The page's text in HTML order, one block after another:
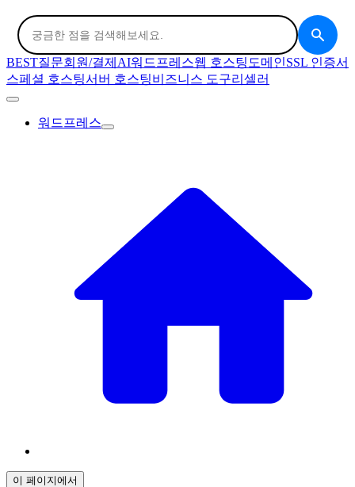
BEST질문회원/결제 AI워드프레스웹 호스팅 도메인SSL 인증서
스페셜 호스팅서버 호스팅비즈니스 도구리셀러
워드프레스
이 페이지에서